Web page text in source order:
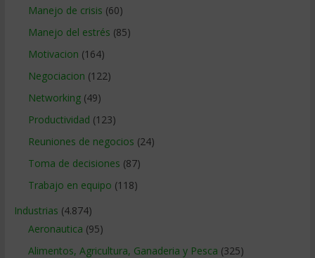
Manejo de crisis (60)
Manejo del estrés (85)
Motivacion (164)
Negociacion (122)
Networking(49)
Productividad (123)
Reuniones de negocios (24)
Toma de decisiones (87)
Trabajo en equipo (118)
Industrias (4.874)
Aeronautica (95)
Alimentos, Agricultura, Ganaderia y Pesca (325)